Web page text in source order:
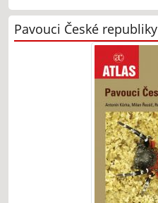
Pavouci České republiky